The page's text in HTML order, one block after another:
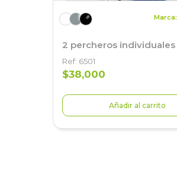
Marca:
2 percheros individuales
Ref: 6501
$38,000
Añadir al carrito